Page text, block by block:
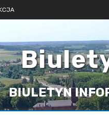
BIULETYN